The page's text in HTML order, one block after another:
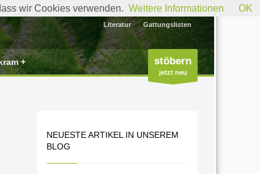
Literatur Gattungslisten
+ stöbern
jetzt neu
NEUESTE ARTIKEL IN UNSEREM
BLOG
wir Cookies verwenden. Weitere Informationen OK